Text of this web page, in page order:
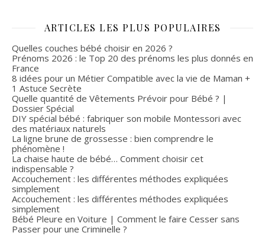
ARTICLES LES PLUS POPULAIRES
Quelles couches bébé choisir en 2026 ?
Prénoms 2026 : le Top 20 des prénoms les plus donnés en
France
8 idées pour un Métier Compatible avec la vie de Maman +
1 Astuce Secrète
Quelle quantité de Vêtements Prévoir pour Bébé ? |
Dossier Spécial
DIY spécial bébé : fabriquer son mobile Montessori avec
des matériaux naturels
La ligne brune de grossesse : bien comprendre le
phénomène !
La chaise haute de bébé… Comment choisir cet
indispensable ?
Accouchement : les différentes méthodes expliquées
simplement
Accouchement : les différentes méthodes expliquées
simplement
Bébé Pleure en Voiture | Comment le faire Cesser sans
Passer pour une Criminelle ?